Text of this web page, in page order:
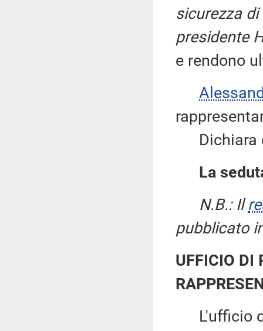
sicurezza
presidente
e rendono
Dichiara
La
N.B.: Il
pubblicato
UFFICIO DI
L'ufficio di